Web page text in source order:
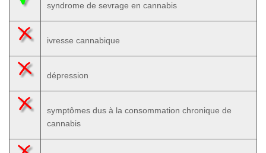
syndrome de sevrage en cannabis
ivresse cannabique
dépression
symptômes dus à la consommation chronique de
cannabis